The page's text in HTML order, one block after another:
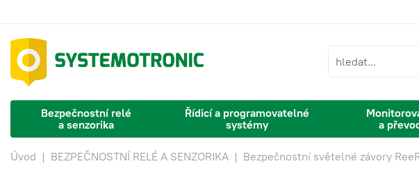
Bezpečnostní relé
a senzorika
Řídicí a programovatelné
systémy
a
Úvod | BEZPEČNOSTNÍ RELÉ A SENZORIKA | Bezpečnostní světelné závory